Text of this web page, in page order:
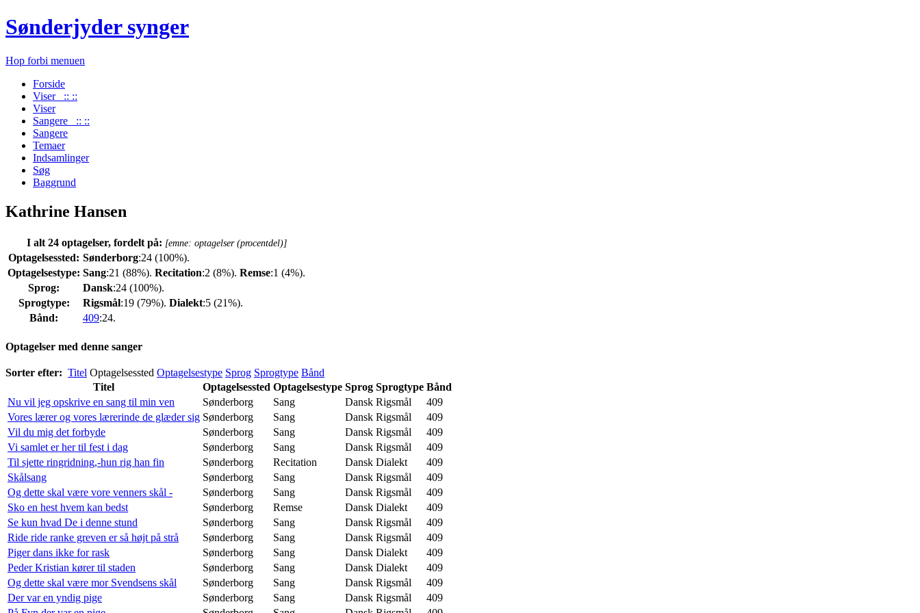
Sønderjyder synger
Hop forbi menuen
Forside
Viser :: ::
Viser
Sangere :: ::
Sangere
Temaer
Indsamlinger
Søg
Baggrund
Kathrine Hansen
I alt 24 optagelser, fordelt på: [emne: optagelser (procentdel)]
Optagelsessted: Sønderborg:24 (100%).
Optagelsestype: Sang:21 (88%). Recitation:2 (8%). Remse:1 (4%).
Sprog:
Dansk:24 (100%).
Sprogtype:
Rigsmål:19 (79%). Dialekt:5 (21%).
Bånd:
409:24.
Optagelser med denne sanger
Sorter efter: Titel Optagelsessted Optagelsestype Sprog Sprogtype Bånd
Titel
Optagelsessted Optagelsestype Sprog Sprogtype Bånd
Nu vil jeg opskrive en sang til min ven
Sønderborg Sang Dansk Rigsmål
409
Vores lærer og vores lærerinde de glæder sig Sønderborg Sang Dansk Rigsmål
409
Vil du mig det forbyde
Sønderborg Sang Dansk Rigsmål
409
Vi samlet er her til fest i dag
Sønderborg Sang Dansk Rigsmål
409
Til sjette ringridning,-hun rig han fin
Sønderborg Recitation Dansk Dialekt
409
Skålsang
Sønderborg Sang Dansk Rigsmål
409
Og dette skal være vore venners skål -
Sønderborg Sang Dansk Rigsmål
409
Sko en hest hvem kan bedst
Sønderborg Remse Dansk Dialekt
409
Se kun hvad De i denne stund
Sønderborg Sang Dansk Rigsmål
409
Ride ride ranke greven er så højt på strå
Sønderborg Sang Dansk Rigsmål
409
Piger dans ikke for rask
Sønderborg Sang Dansk Dialekt
409
Peder Kristian kører til staden
Sønderborg Sang Dansk Dialekt
409
Og dette skal være mor Svendsens skål
Sønderborg Sang Dansk Rigsmål
409
Der var en yndig pige
Sønderborg Sang Dansk Rigsmål
409